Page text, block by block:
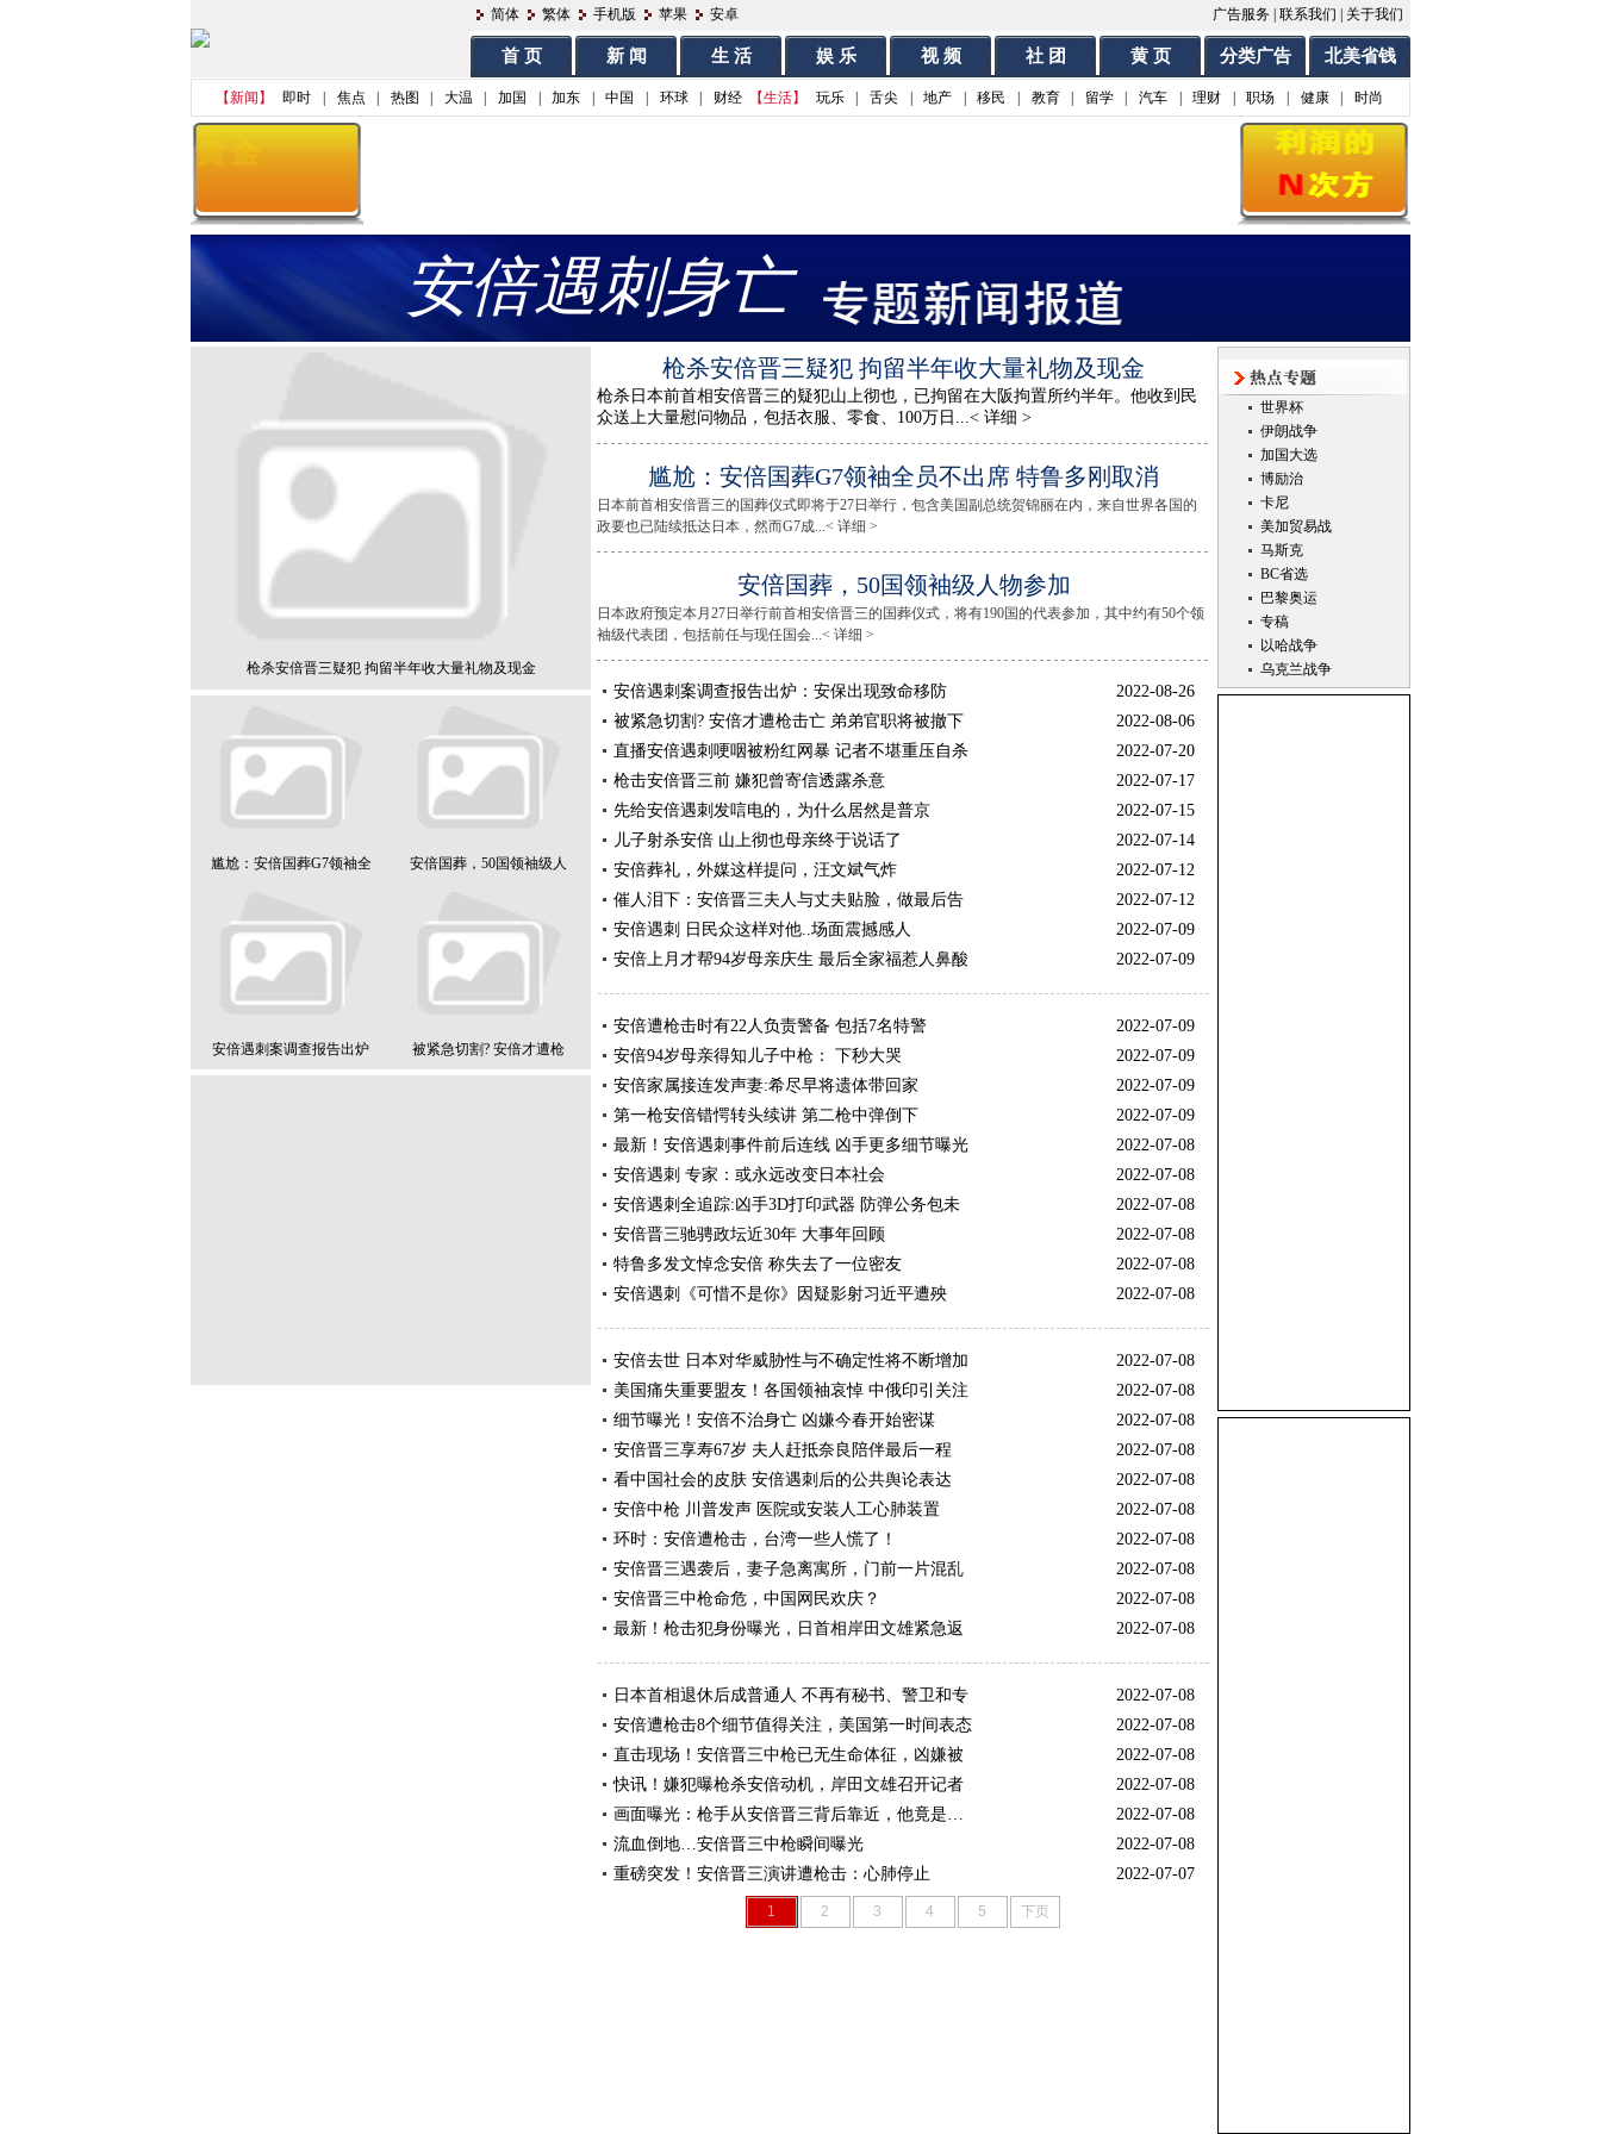
简体 繁体 手机版 苹果 安卓 广告服务 联系我们 关于我们
首 页 新 闻 生 活 娱 乐 视 频 社 团 黄 页 分类广告 北美省钱
【新闻】 即时 焦点 热图 大温 加国 加东 中国 环球 财经 【生活】 玩乐 舌尖 地产 移民 教育 留学 汽车 理财 职场 健康 时尚
安倍遇刺身亡
枪杀安倍晋三疑犯 拘留半年收大量礼物及现金
尴尬：安倍国葬G7领袖全 安倍国葬，50国领袖级人
安倍遇刺案调查报告出炉 被紧急切割? 安倍才遭枪
枪杀安倍晋三疑犯 拘留半年收大量礼物及现金
枪杀日本前首相安倍晋三的疑犯山上彻也，已拘留在大阪拘置所约半年。他收到民
众送上大量慰问物品，包括衣服、零食、100万日...< 详细 >
尴尬：安倍国葬G7领袖全员不出席 特鲁多刚取消
日本前首相安倍晋三的国葬仪式即将于27日举行，包含美国副总统贺锦丽在内，来自世界各国的
政要也已陆续抵达日本，然而G7成...< 详细 >
安倍国葬，50国领袖级人物参加
日本政府预定本月27日举行前首相安倍晋三的国葬仪式，将有190国的代表参加，其中约有50个领
袖级代表团，包括前任与现任国会...< 详细 >
安倍遇刺案调查报告出炉：安保出现致命移防
2022-08-26
被紧急切割? 安倍才遭枪击亡 弟弟官职将被撤下
2022-08-06
直播安倍遇刺哽咽被粉红网暴 记者不堪重压自杀
2022-07-20
枪击安倍晋三前 嫌犯曾寄信透露杀意
2022-07-17
先给安倍遇刺发唁电的，为什么居然是普京
2022-07-15
儿子射杀安倍 山上彻也母亲终于说话了
2022-07-14
安倍葬礼，外媒这样提问，汪文斌气炸
2022-07-12
催人泪下：安倍晋三夫人与丈夫贴脸，做最后告
2022-07-12
安倍遇刺 日民众这样对他..场面震撼感人
2022-07-09
安倍上月才帮94岁母亲庆生 最后全家福惹人鼻酸
2022-07-09
安倍遭枪击时有22人负责警备 包括7名特警
2022-07-09
安倍94岁母亲得知儿子中枪： 下秒大哭
2022-07-09
安倍家属接连发声妻:希尽早将遗体带回家
2022-07-09
第一枪安倍错愕转头续讲 第二枪中弹倒下
2022-07-09
最新！安倍遇刺事件前后连线 凶手更多细节曝光
2022-07-08
安倍遇刺 专家：或永远改变日本社会
2022-07-08
安倍遇刺全追踪:凶手3D打印武器 防弹公务包未
2022-07-08
安倍晋三驰骋政坛近30年 大事年回顾
2022-07-08
特鲁多发文悼念安倍 称失去了一位密友
2022-07-08
安倍遇刺《可惜不是你》因疑影射习近平遭殃
2022-07-08
安倍去世 日本对华威胁性与不确定性将不断增加
2022-07-08
美国痛失重要盟友！各国领袖哀悼 中俄印引关注
2022-07-08
细节曝光！安倍不治身亡 凶嫌今春开始密谋
2022-07-08
安倍晋三享寿67岁 夫人赶抵奈良陪伴最后一程
2022-07-08
看中国社会的皮肤 安倍遇刺后的公共舆论表达
2022-07-08
安倍中枪 川普发声 医院或安装人工心肺装置
2022-07-08
环时：安倍遭枪击，台湾一些人慌了！
2022-07-08
安倍晋三遇袭后，妻子急离寓所，门前一片混乱
2022-07-08
安倍晋三中枪命危，中国网民欢庆？
2022-07-08
最新！枪击犯身份曝光，日首相岸田文雄紧急返
2022-07-08
日本首相退休后成普通人 不再有秘书、警卫和专
2022-07-08
安倍遭枪击8个细节值得关注，美国第一时间表态
2022-07-08
直击现场！安倍晋三中枪已无生命体征，凶嫌被
2022-07-08
快讯！嫌犯曝枪杀安倍动机，岸田文雄召开记者
2022-07-08
画面曝光：枪手从安倍晋三背后靠近，他竟是…
2022-07-08
流血倒地…安倍晋三中枪瞬间曝光
2022-07-08
重磅突发！安倍晋三演讲遭枪击：心肺停止
2022-07-07
1 2 3 4 5 下页
世界杯
伊朗战争
加国大选
博励治
卡尼
美加贸易战
马斯克
BC省选
巴黎奥运
专稿
以哈战争
乌克兰战争